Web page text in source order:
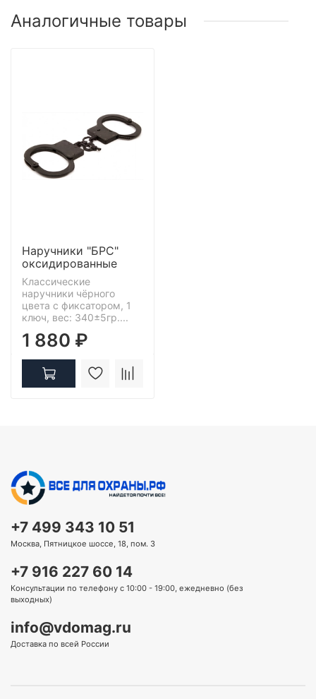
Аналогичные товары
Наручники "БРС"
оксидированные
Классические
наручники чёрного
цвета с фиксатором, 1
ключ, вес: 340±5гр....
1 880 ₽
+7 499 343 10 51
Москва, Пятницкое шоссе, 18, пом. 3
+7 916 227 60 14
Консультации по телефону с 10:00 - 19:00, ежедневно (без
выходных)
info@vdomag.ru
Доставка по всей России